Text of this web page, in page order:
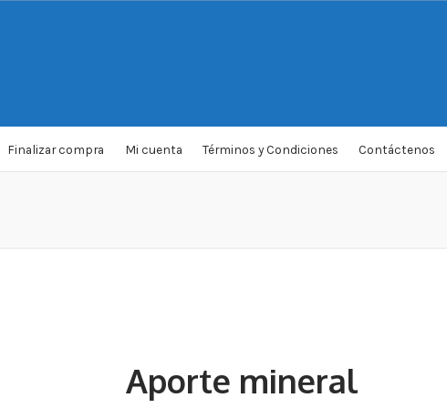
Finalizar compra Mi cuenta Términos y Condiciones Contáctenos
Aporte mineral